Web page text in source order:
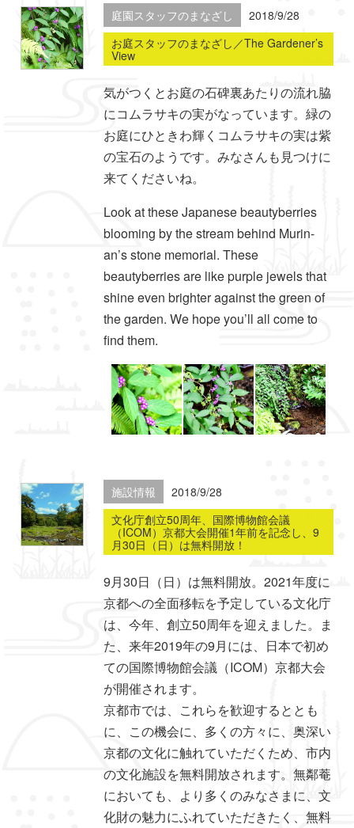
庭園スタッフのまなざし
2018/9/28
お庭スタッフのまなざし／The Gardener’s
View
気がつくとお庭の石碑裏あたりの流れ脇
にコムラサキの実がなっています。緑の
お庭にひときわ輝くコムラサキの実は紫
の宝石のようです。みなさんも見つけに
来てくださいね。
Look at these Japanese beautyberries
blooming by the stream behind Murin-
an’s stone memorial. These
beautyberries are like purple jewels that
shine even brighter against the green of
the garden. We hope you’ll all come to
find them.
施設情報
2018/9/28
文化庁創立50周年、国際博物館会議
（ICOM）京都大会開催1年前を記念し、9
月30日（日）は無料開放！
9月30日（日）は無料開放。2021年度に
京都への全面移転を予定している文化庁
は、今年、創立50周年を迎えました。ま
た、来年2019年の9月には、日本で初め
ての国際博物館会議（ICOM）京都大会
が開催されます。
京都市では、これらを歓迎するととも
に、この機会に、多くの方々に、奥深い
京都の文化に触れていただくため、市内
の文化施設を無料開放されます。無鄰菴
においても、より多くのみなさまに、文
化財の魅力にふれていただきたく、無料